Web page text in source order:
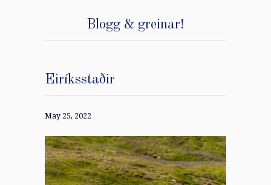
Blogg & greinar!
Eiríksstaðir
May 25, 2022